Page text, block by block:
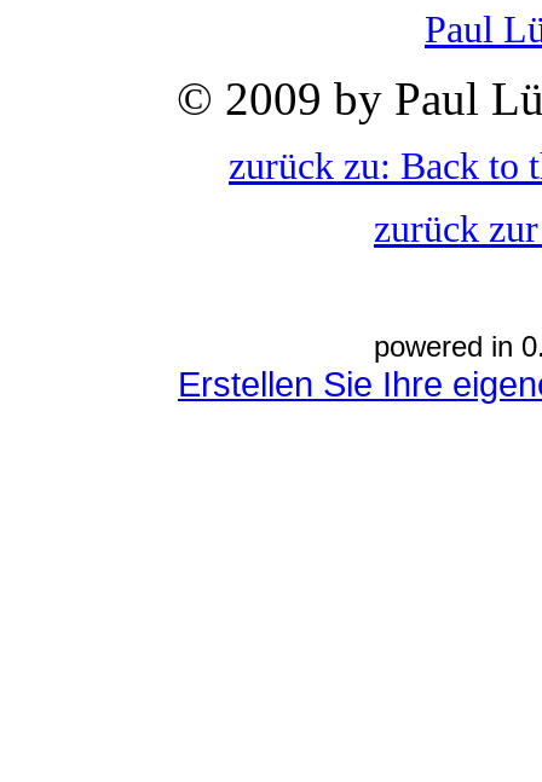
Paul
© 2009 by Paul
zurück zu: Back to
zurück
powered in
Erstellen Sie Ihre